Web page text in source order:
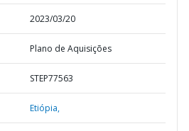
2023/03/20
Plano de Aquisições
STEP77563
Etiópia,